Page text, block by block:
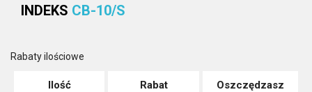
INDEKS CB-10/S
Rabaty ilościowe
Ilość Rabat Oszczędzasz